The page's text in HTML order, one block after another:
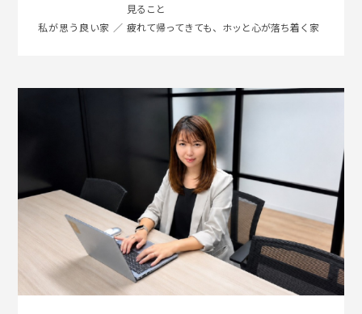
見ること
私が思う良い家
疲れて帰ってきても、ホッと心が落ち着く家